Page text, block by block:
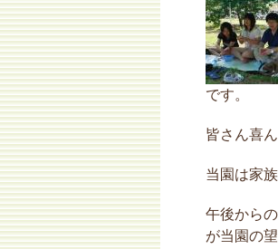
です。
皆さん喜
当園は家
午後から
が当園の望